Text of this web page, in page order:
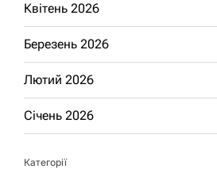
Квітень 2026
Березень 2026
Лютий 2026
Січень 2026
Категорії